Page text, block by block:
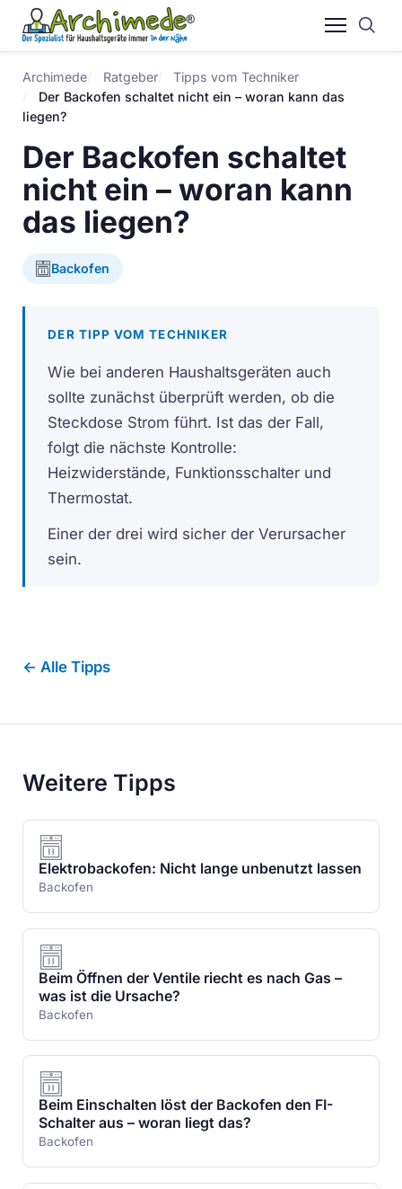
Archimede Ratgeber
Tipps vom Techniker
Der Backofen schaltet nicht ein – woran kann das
liegen?
Der Backofen schaltet
nicht ein – woran kann
das liegen?
Backofen
DER TIPP VOM TECHNIKER
Wie bei anderen Haushaltsgeräten auch
sollte zunächst überprüft werden, ob die
Steckdose Strom führt. Ist das der Fall,
folgt die nächste Kontrolle:
Heizwiderstände, Funktionsschalter und
Thermostat.
Einer der drei wird sicher der Verursacher
sein.
← Alle Tipps
Weitere Tipps
Elektrobackofen: Nicht lange unbenutzt lassen
Backofen
Beim Öffnen der Ventile riecht es nach Gas –
was ist die Ursache?
Backofen
Beim Einschalten löst der Backofen den FI-
Schalter aus – woran liegt das?
Backofen